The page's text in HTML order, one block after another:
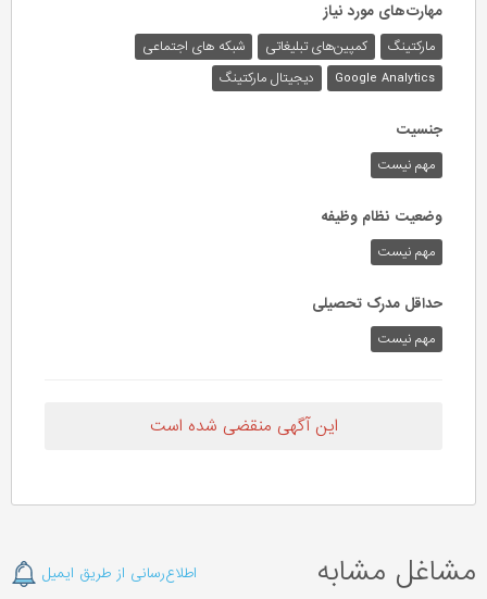
مهارت‌های مورد نیاز
مارکتینگ کمپین‌های تبلیغاتی
شبکه های اجتماعی
Google Analytics
دیجیتال مارکتینگ
جنسیت
مهم نیست
وضعیت نظام وظیفه
مهم‌ نیست
حداقل مدرک تحصیلی
مهم نیست
این آگهی منقضی شده است
مشاغل مشابه اطلاع‌رسانی از طریق ایمیل